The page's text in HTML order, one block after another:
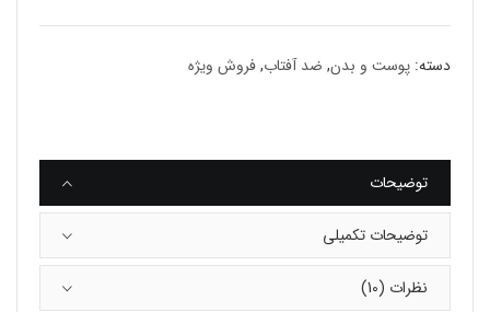
دسته: پوست و بدن, ضد آفتاب,فروش ویژه
توضیحات
توضیحات تکمیلی
نظرات (10)